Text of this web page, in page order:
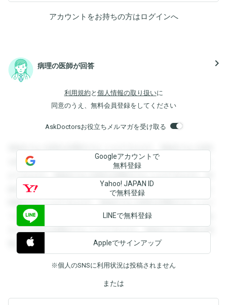
アカウントをお持ちの方はログインへ
病理の医師が回答 navigate_next
利用規約 と 個人情報の取り扱いに
同意のうえ、無料会員登録をしてください
AskDoctorsお役立ちメルマガを受け取る
登録すると回答を閲覧することができます。登録すると回答
を閲覧することができます。登録すると回答を閲覧すること
ができます。登録すると回答を閲覧することができます。登
録すると回答を閲覧することができます。登録すると回答を
閲覧することができます。登録すると回答を閲覧することが
できます。登録すると回答を閲覧することができます。登録
すると回答を閲覧することができます。登録すると回答を閲
覧することができます。
Googleアカウントで
無料登録
Yahoo! JAPAN ID
で無料登録
LINEで無料登録
Appleでサインアップ
※個人のSNSに利用状況は投稿されません
または